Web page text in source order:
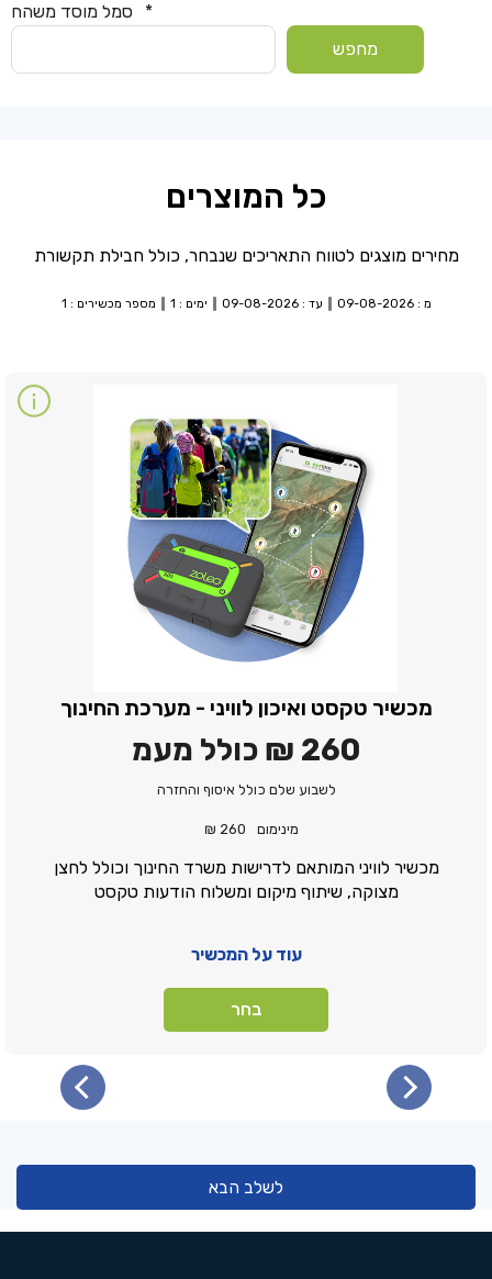
*
מחפש
כל המוצרים
מחירים מוצגים לטווח התאריכים שנבחר, כולל חבילת תקשורת
מ : 09-08-2026 עד : 09-08-2026 ימים : 1 מספר מכשירים : 1
מכשיר טקסט ואיכון לוויני - מערכת החינוך
260 ₪ כולל מעמ
לשבוע שלם כולל איסוף והחזרה
מינימום 260 ₪
מכשיר לוויני המותאם לדרישות משרד החינוך וכולל לחצן
מצוקה, שיתוף מיקום ומשלוח הודעות טקסט
עוד על המכשיר
בחר
לשלב הבא